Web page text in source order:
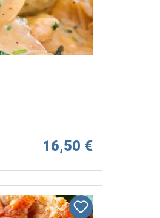
16,50 €